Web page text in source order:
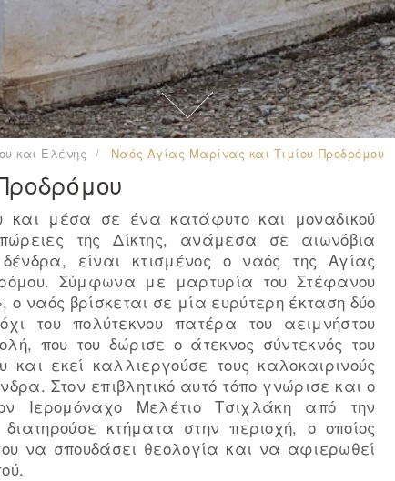
και Ελένης Ναός Αγίας Μαρίνας και Τιμίου Προδρόμου
και μέσα σε ένα κατάφυτο και μοναδικού
της Δίκτης, ανάμεσα σε αιωνόβια
είναι κτισμένος ο ναός της Αγίας
Σύμφωνα με μαρτυρία του Στέφανου
ναός βρίσκεται σε μία ευρύτερη έκταση δύο
του πολύτεκνου πατέρα του αειμνήστου
που του δώρισε ο άτεκνος σύντεκνός του
εκεί καλλιεργούσε τους καλοκαιρινούς
Στον επιβλητικό αυτό τόπο γνώρισε και ο
Ιερομόναχο Μελέτιο Τσιχλάκη από την
κτήματα στην περιοχή, ο οποίος
να σπουδάσει θεολογία και να αφιερωθεί